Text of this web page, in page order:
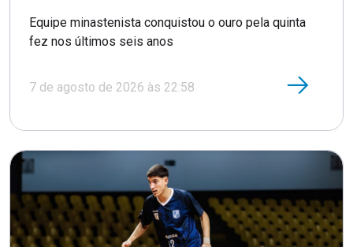
Equipe minastenista conquistou o ouro pela quinta
fez nos últimos seis anos
7 de agosto de 2026 às 22:58